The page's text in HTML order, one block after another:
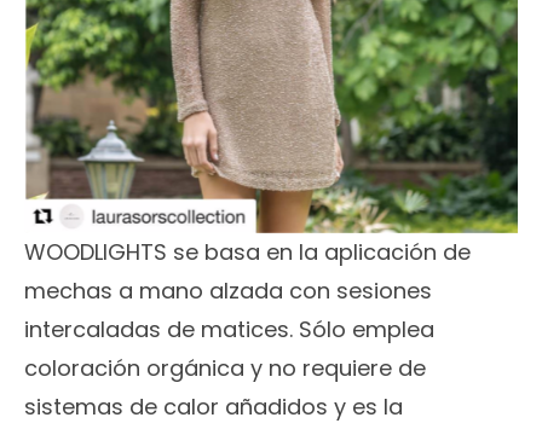
WOODLIGHTS se basa en la aplicación de
mechas a mano alzada con sesiones
intercaladas de matices. Sólo emplea
coloración orgánica y no requiere de
sistemas de calor añadidos y es la